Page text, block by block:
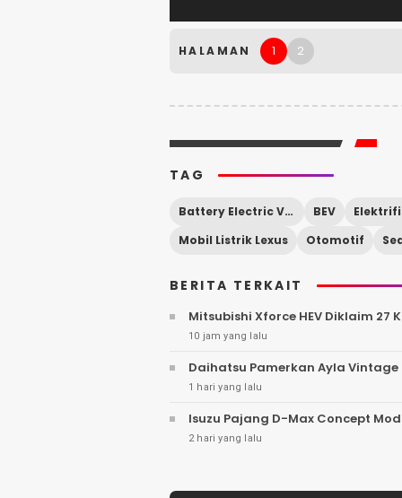
HALAMAN 1 2
TAG
Battery Electric Vehicle BEV
Mobil Listrik Lexus
Otomotif
BERITA TERKAIT
Mitsubishi Xforce HEV Diklaim
10 jam yang lalu
Daihatsu Pamerkan Ayla Vintage
1 hari yang lalu
Isuzu Pajang D-Max Concept
2 hari yang lalu